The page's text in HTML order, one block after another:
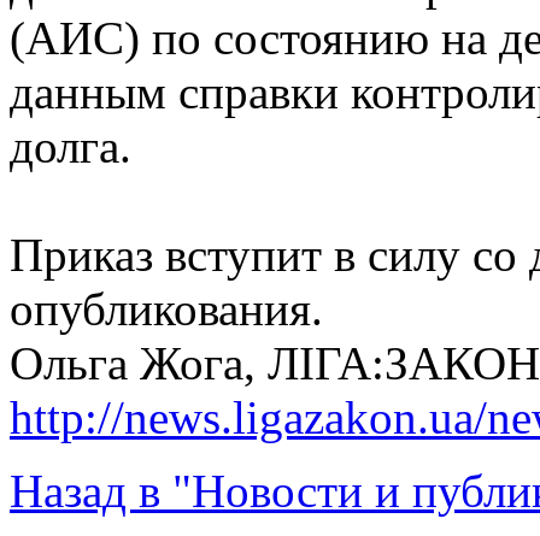
(АИС) по состоянию на
данным справки
долга.
Приказ вступит в силу
опубликования.
Ольга Жога, ЛІГА:ЗАКОН
http://news.ligazakon.ua/
Назад в "Новости и